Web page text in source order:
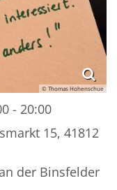
© Thomas Hohenschue
- 20:00
15, 41812
der Binsfelder